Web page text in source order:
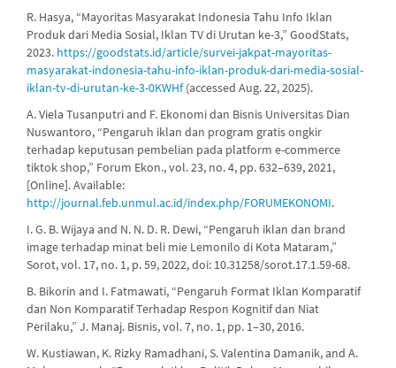
R. Hasya, “Mayoritas Masyarakat Indonesia Tahu Info Iklan
Produk dari Media Sosial, Iklan TV di Urutan ke-3,” GoodStats,
2023. https://goodstats.id/article/survei-jakpat-mayoritas-
masyarakat-indonesia-tahu-info-iklan-produk-dari-media-sosial-
iklan-tv-di-urutan-ke-3-0KWHf(accessed Aug. 22, 2025).
A. Viela Tusanputri and F. Ekonomi dan Bisnis Universitas Dian
Nuswantoro, “Pengaruh iklan dan program gratis ongkir
terhadap keputusan pembelian pada platform e-commerce
tiktok shop,” Forum Ekon., vol. 23, no. 4, pp. 632–639, 2021,
[Online]. Available:
http://journal.feb.unmul.ac.id/index.php/FORUMEKONOMI.
I. G. B. Wijaya and N. N. D. R. Dewi, “Pengaruh iklan dan brand
image terhadap minat beli mie Lemonilo di Kota Mataram,”
Sorot, vol. 17, no. 1, p. 59, 2022, doi: 10.31258/sorot.17.1.59-68.
B. Bikorin and I. Fatmawati, “Pengaruh Format Iklan Komparatif
dan Non Komparatif Terhadap Respon Kognitif dan Niat
Perilaku,” J. Manaj. Bisnis, vol. 7, no. 1, pp. 1–30, 2016.
W. Kustiawan, K. Rizky Ramadhani, S. Valentina Damanik, and A.